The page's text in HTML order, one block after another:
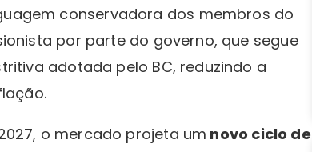
conservadora dos membros do
por parte do governo, que segue
adotada pelo BC, reduzindo a
o mercado projeta um novo ciclo de